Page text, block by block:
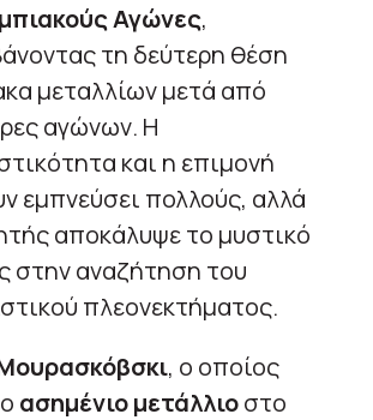
Αγώνες,
τη δεύτερη θέση
μεταλλίων μετά από
αγώνων. Η
και η επιμονή
εμπνεύσει πολλούς, αλλά
αποκάλυψε το μυστικό
στην αναζήτηση του
πλεονεκτήματος.
, ο οποίος
ασημένιο μετάλλιοστο